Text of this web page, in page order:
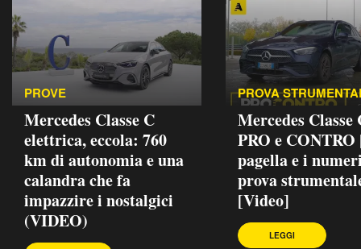
PROVE
Mercedes Classe C
elettrica, eccola: 760
km di autonomia e una
calandra che fa
impazzire i nostalgici
(VIDEO)
PROVA
Mercedes Classe
PRO e CONTRO
pagella e i
prova
[Video]
LEGGI